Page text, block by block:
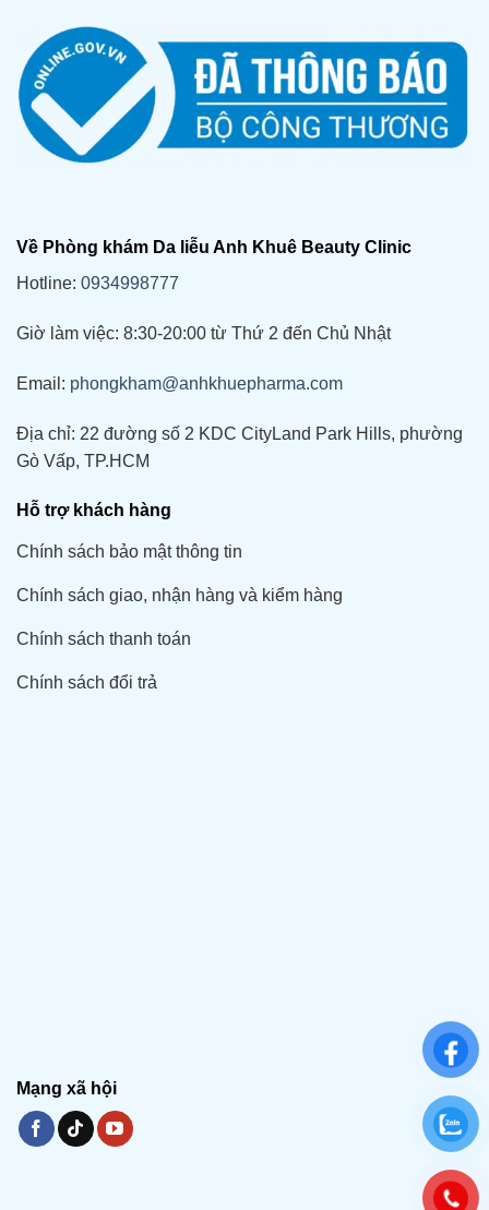
Về Phòng khám Da liễu Anh Khuê Beauty Clinic
Hotline: 0934998777
Giờ làm việc: 8:30-20:00 từ Thứ 2 đến Chủ Nhật
Email: phongkham@anhkhuepharma.com
Địa chỉ: 22 đường số 2 KDC CityLand Park Hills, phường
Gò Vấp, TP.HCM
Hỗ trợ khách hàng
Chính sách bảo mật thông tin
Chính sách giao, nhận hàng và kiểm hàng
Chính sách thanh toán
Chính sách đổi trả
Mạng xã hội